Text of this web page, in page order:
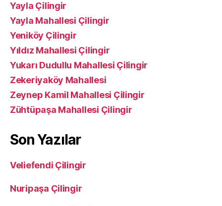
Yayla Çilingir
Yayla Mahallesi Çilingir
Yeniköy Çilingir
Yıldız Mahallesi Çilingir
Yukarı Dudullu Mahallesi Çilingir
Zekeriyaköy Mahallesi
Zeynep Kamil Mahallesi Çilingir
Zühtüpaşa Mahallesi Çilingir
Son Yazılar
Veliefendi Çilingir
Nuripaşa Çilingir